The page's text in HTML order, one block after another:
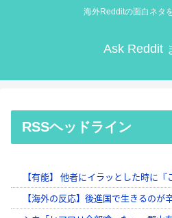
海外Redditの面白ネタ
Ask Reddit
RSSヘッドライン